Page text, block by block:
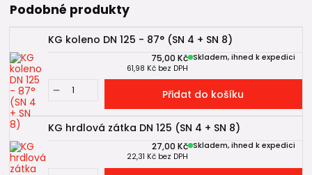
Podobné produkty
KG koleno DN 125 - 87° (SN 4 + SN 8)
75,00 Kč
61,98 Kč bez DPH
Skladem, ihned k expedici
Přidat do košíku
KG hrdlová zátka DN 125 (SN 4 + SN 8)
27,00 Kč
22,31 Kč bez DPH
Skladem, ihned k expedici